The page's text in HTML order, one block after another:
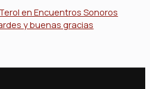
en Encuentros Sonoros
y buenas gracias